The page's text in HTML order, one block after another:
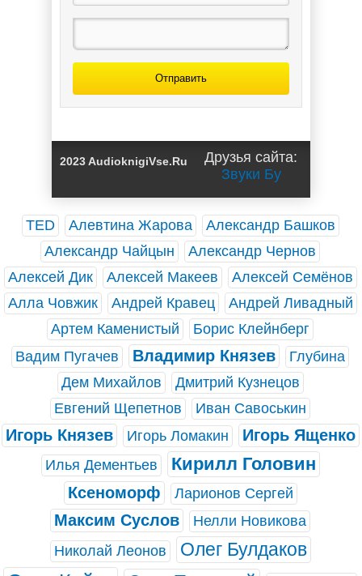
Отправить
2023 AudioknigiVse.Ru
Друзья сайта:
Звуки Бу
TED Алевтина Жарова
Александр Башков
Александр Чайцын
Александр Чернов
Алексей Дик
Алексей Макеев
Алексей Семёнов
Алла Човжик
Андрей Кравец
Андрей Ливадный
Артем Каменистый
Борис Клейнберг
Вадим Пугачев
Владимир Князев
Глубина
Дем Михайлов
Дмитрий Кузнецов
Евгений Щепетнов
Иван Савоськин
Игорь Князев Игорь Ломакин Игорь Ященко
Илья Дементьев Кирилл Головин
Ксеноморф Ларионов Сергей
Максим Суслов
Нелли Новикова
Николай Леонов
Олег Булдаков